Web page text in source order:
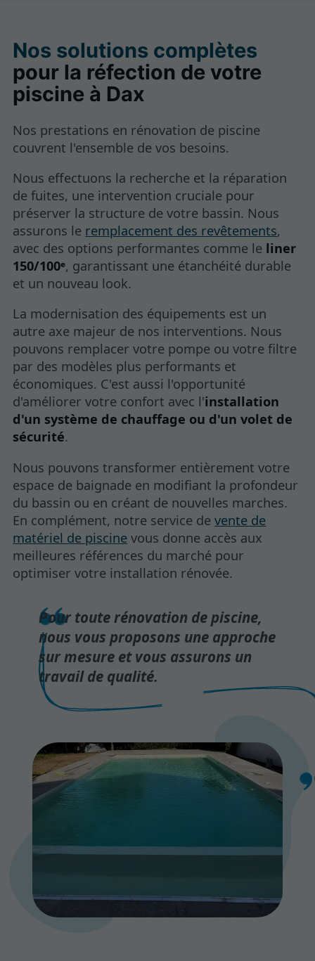
Nos solutions complètes
pour la réfection de votre
piscine à Dax
Nos prestations en rénovation de piscine
couvrent l'ensemble de vos besoins.
Nous effectuons la recherche et la réparation
de fuites, une intervention cruciale pour
préserver la structure de votre bassin. Nous
assurons le remplacement des revêtements,
avec des options performantes comme le liner
150/100ᵉ, garantissant une étanchéité durable
et un nouveau look.
La modernisation des équipements est un
autre axe majeur de nos interventions. Nous
pouvons remplacer votre pompe ou votre filtre
par des modèles plus performants et
économiques. C'est aussi l'opportunité
d'améliorer votre confort avec l'installation
d'un système de chauffage ou d'un volet de
sécurité.
Nous pouvons transformer entièrement votre
espace de baignade en modifiant la profondeur
du bassin ou en créant de nouvelles marches.
En complément, notre service devente de
matériel de piscine vous donne accès aux
meilleures références du marché pour
optimiser votre installation rénovée.
Pour toute rénovation de piscine,
nous vous proposons une approche
sur mesure et vous assurons un
travail de qualité.